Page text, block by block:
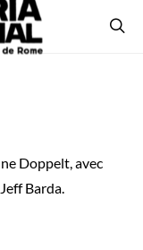
Doppelt, avec
Barda.